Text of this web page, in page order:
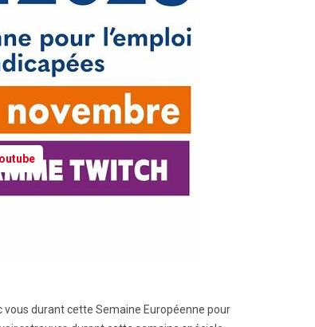
durant cette Semaine Européenne pour